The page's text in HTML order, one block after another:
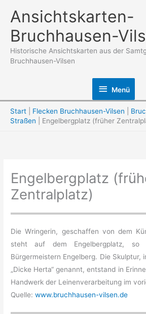
Inhalt
springen
Ansichtskarten-
Bruchhausen-
Historische Ansichtskarten aus der
Bruchhausen-Vilsen
Menü
Menü
Start Flecken Bruchhausen-Vilsen
Straßen
Engelbergplatz (früher
Engelbergplatz
Zentralplatz)
Die Wringerin, geschaffen von dem
steht auf dem Engelbergplatz, so
Bürgermeistern Engelberg. Die Skulptur,
„Dicke Herta“ genannt, entstand in
Handwerk der Leinenverarbeitung im
Quelle:www.bruchhausen-vilsen.de